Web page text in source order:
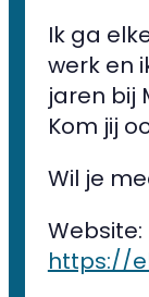
Ik ga
werk en
jaren bij
Kom jij
Wil je
Website:
https://